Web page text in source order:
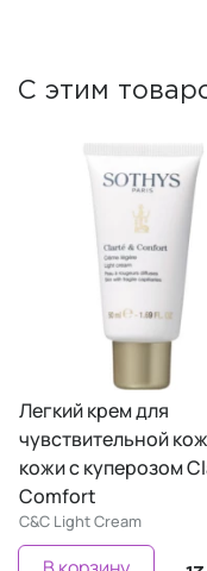
С этим
Легкий крем для
чувствительной
кожи с куперозом
Comfort
C&C Light Cream